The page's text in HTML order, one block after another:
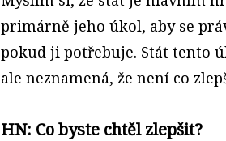
primárně jeho úkol, aby se
pokud ji potřebuje. Stát tento
ale neznamená, že není co
HN: Co byste chtěl zlepšit?